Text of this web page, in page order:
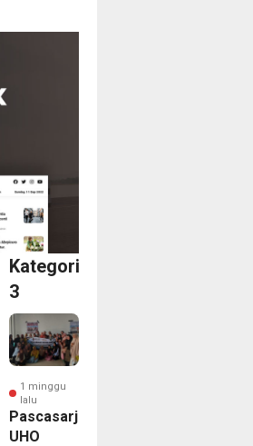
Kategori
3
1 minggu
lalu
Pascasarjana
UHO